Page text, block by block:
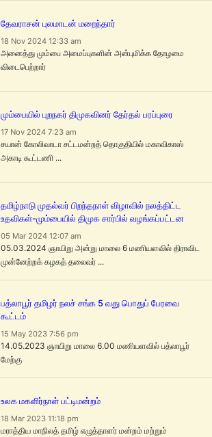
தேவராசன் புலமாடன் மறைந்தார்
18 Nov 2024 12:33 am
அனைத்து மும்பை அமைப்புகளின் அன்புமிக்க தோழமை
விடைபெற்றார்
மும்பையில் புறநகர் திமுகவினர் தேர்தல் பரப்புரை
17 Nov 2024 7:23 am
சயான் கோலிவாடா சட்டமன்றத் தொகுதியில் மகாவிகாஸ்
அகாடி கூட்டணி ...
தமிழ்நாடு முதல்வர் பிறந்தநாள் விழாவில் நலத்திட்ட
உதவிகள்-மும்பையில் திமுக சார்பில் வழங்கப்பட்டன
05 Mar 2024 12:07 am
05.03.2024 ஞாயிறு அன்று மாலை 6 மணியளவில் திராவிட
முன்னேற்றக் கழகத் தலைவர் ...
பத்லாபூர் தமிழர் நலச் சங்க 5 வது பொதுப் பேரவை
கூட்டம்
15 May 2023 7:56 pm
14.05.2023 ஞாயிறு மாலை 6.00 மணியளவில் பத்லாபூர்
மேற்கு
உலக மகளிர்நாள் பட்டிமன்றம்
18 Mar 2023 11:18 pm
மராத்திய மாநிலத் தமிழ் எழுத்தாளர் மன்றம் மற்றும்